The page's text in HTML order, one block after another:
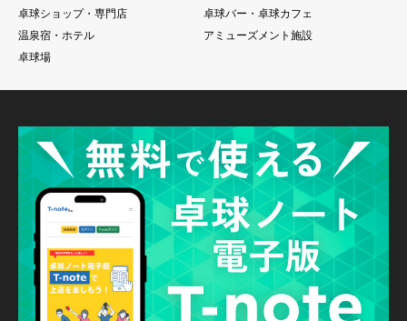
卓球ショップ・専門店
卓球バー・卓球カフェ
温泉宿・ホテル
アミューズメント施設
卓球場